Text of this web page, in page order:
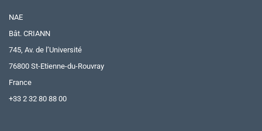
NAE
Bât. CRIANN
745, Av. de l’Université
76800 St-Etienne-du-Rouvray
France
+33 2 32 80 88 00